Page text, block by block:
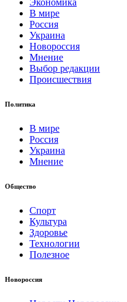
Экономика
В мире
Россия
Украина
Новороссия
Мнение
Выбор редакции
Происшествия
Политика
В мире
Россия
Украина
Мнение
Общество
Спорт
Культура
Здоровье
Технологии
Полезное
Новороссия